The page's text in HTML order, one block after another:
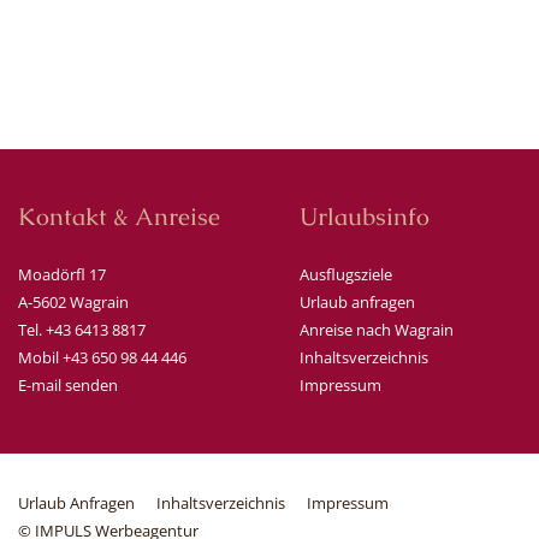
Kontakt & Anreise
Moadörfl 17
A-5602 Wagrain
Tel. +43 6413 8817
Mobil +43 650 98 44 446
E-mail senden
Urlaubsinfo
Ausflugsziele
Urlaub anfragen
Anreise nach Wagrain
Inhaltsverzeichnis
Impressum
Urlaub Anfragen Inhaltsverzeichnis
Impressum
© IMPULS Werbeagentur